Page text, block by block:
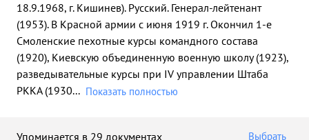
18.9.1968, г. Кишинев). Русский. Генерал-лейтенант
(1953). В Красной армии с июня 1919 г. Окончил 1-е
Смоленские пехотные курсы командного состава
(1920), Киевскую объединенную военную школу (1923),
разведывательные курсы при IV управлении Штаба
РККА (1930... Показать полностью
Упоминается в 29 документах Выбрать